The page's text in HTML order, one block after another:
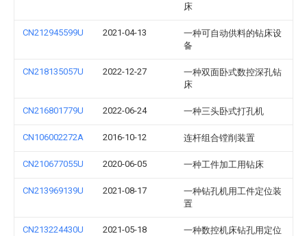
床
CN212945599U 2021-04-13
一种可自动供料的钻床设
备
CN218135057U 2022-12-27
一种双面卧式数控深孔钻
床
CN216801779U 2022-06-24 一种三头卧式打孔机
CN106002272A 2016-10-12 连杆组合镗削装置
CN210677055U 2020-06-05 一种工件加工用钻床
CN213969139U 2021-08-17
一种钻孔机用工件定位装
置
CN213224430U 2021-05-18
一种数控机床钻孔用定位